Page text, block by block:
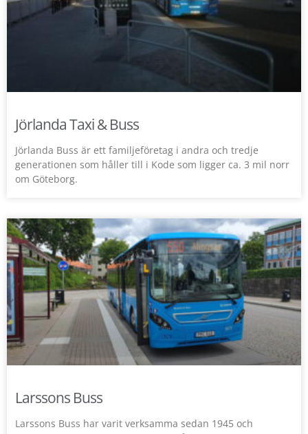
Jörlanda Taxi & Buss
Jörlanda Buss är ett familjeföretag i andra och tredje
generationen som håller till i Kode som ligger ca. 3 mil norr
om Göteborg.
Larssons Buss
Larssons Buss har varit verksamma sedan 1945 och